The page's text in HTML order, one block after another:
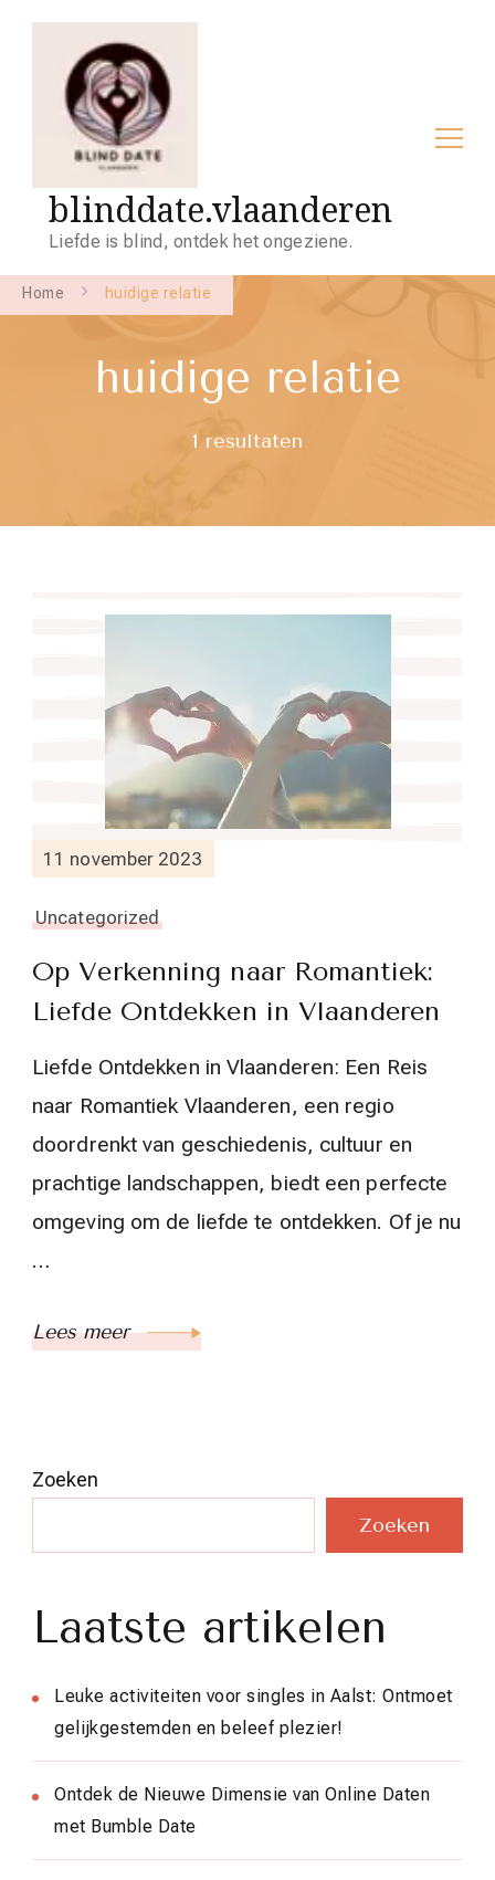
blinddate.vlaanderen
Liefde is blind, ontdek het ongeziene.
Home huidige relatie
huidige relatie
1 resultaten
11 november 2023
Uncategorized
Op Verkenning naar Romantiek:
Liefde Ontdekken in Vlaanderen
Liefde Ontdekken in Vlaanderen: Een Reis
naar Romantiek Vlaanderen, een regio
doordrenkt van geschiedenis, cultuur en
prachtige landschappen, biedt een perfecte
omgeving om de liefde te ontdekken. Of je nu
…
Lees meer
Zoeken
Zoeken
Laatste artikelen
Leuke activiteiten voor singles in Aalst: Ontmoet
gelijkgestemden en beleef plezier!
Ontdek de Nieuwe Dimensie van Online Daten
met Bumble Date